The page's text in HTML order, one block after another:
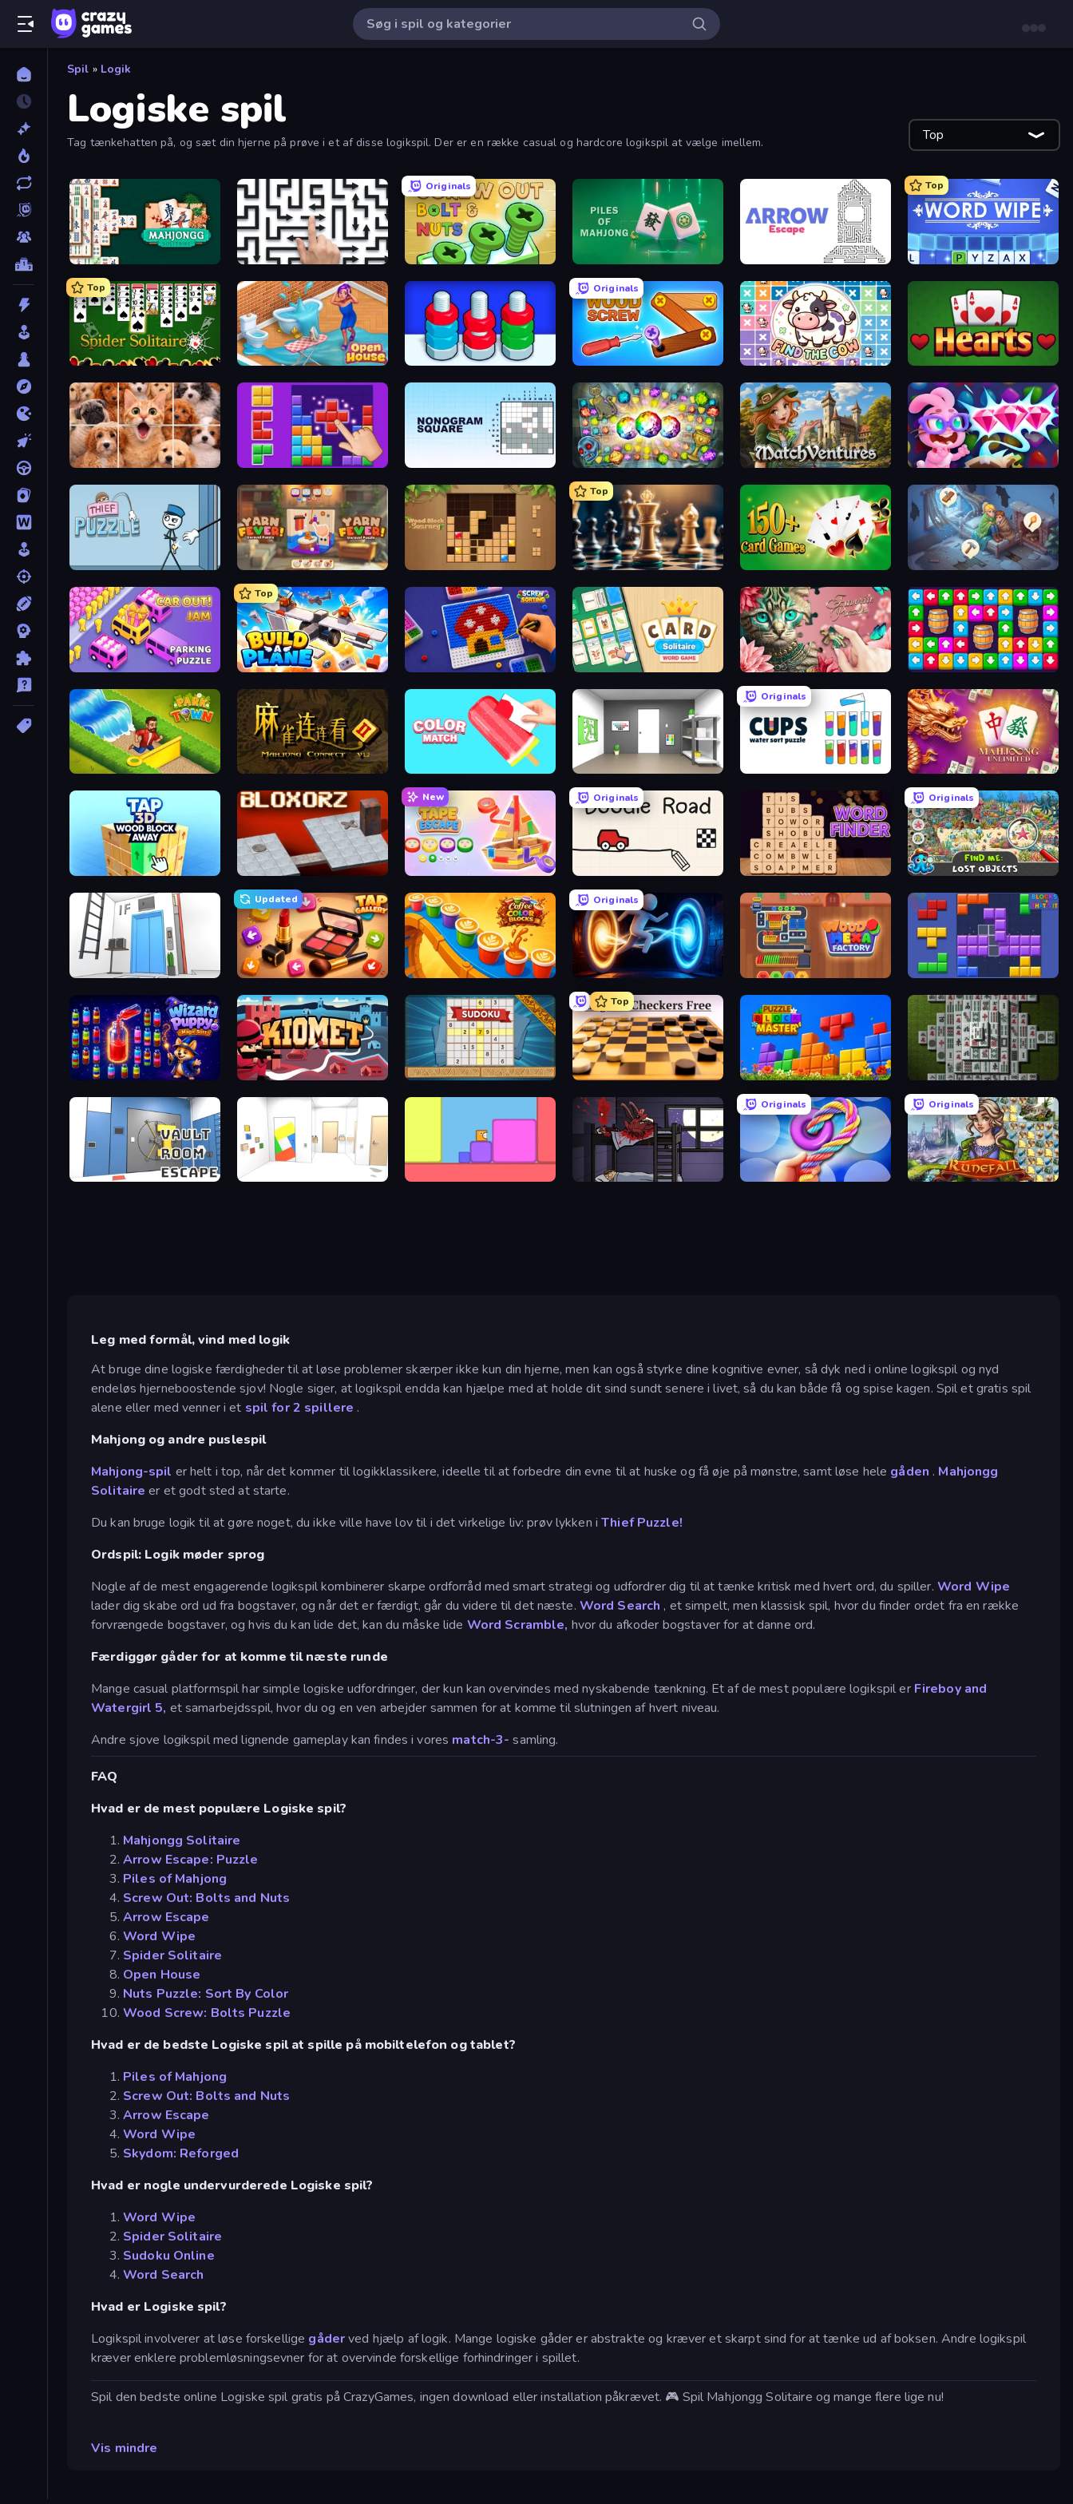
Spil » Logik
Logiske spil
Tag tænkehatten på, og sæt din hjerne på prøve i et af disse logikspil. Der er en række casual og hardcore logikspil at vælge imellem. Top
Mahjongg Solitaire Arrow Escape: Puzzle
Originals
Screw Out: Bolts and Nuts Piles of Mahjong
Top
Word Wipe
Top
Spider Solitaire Open House Nuts Puzzle: Sort By Color
Originals
Wood Screw: Bolts Puzzle Find The Cow
Jigpic Solitaire BlockBuster Puzzle Forgotten Treasure 2 MatchVentures Skydom: Reforged
Thief Puzzle Yarn Fever! Unravel Puzzle Wood Block Journey
Top
Chess Free Merge Haven
Car OUT! Jam Parking Puzzle
Top
Build A Plane Screw Sorting Card Solitaire: Word Game Favorite Puzzles Tap Away Story
Park Town Mahjong Connect 2 (Legacy) Paint Room Escape
Originals
Mahjong Unlimited
Tap 3D Wood Block Away Bloxorz
New Originals
Word Finder
Originals
Find Me: Lost Objects
Elevator Room Escape
Updated
Tap Gallery Coffee Color Blocks
Originals
Portal Escape Wood Hexa Factory! Blocks and that’s it
Wizard Puppy: Magic Sort Kiomet Sudoku Online
Top
English Checkers Free Puzzle Block Master Mahjong 3D Classic
Vault Room Escape Mirror Room Escape The Visitor
Originals
Twisted Tangle
Originals
Runefall
Leg med formål, vind med logik
At bruge dine logiske færdigheder til at løse problemer skærper ikke kun din hjerne, men kan også styrke dine kognitive evner, så dyk ned i online logikspil og nyd
endeløs hjerneboostende sjov! Nogle siger, at logikspil endda kan hjælpe med at holde dit sind sundt senere i livet, så du kan både få og spise kagen. Spil et gratis spil
alene eller med venner i et spil for 2 spillere .
Mahjong og andre puslespil
Mahjong-spil er helt i top, når det kommer til logikklassikere, ideelle til at forbedre din evne til at huske og få øje på mønstre, samt løse hele gåden . Mahjongg
Solitaire er et godt sted at starte.
Du kan bruge logik til at gøre noget, du ikke ville have lov til i det virkelige liv: prøv lykken iThief Puzzle!
Ordspil: Logik møder sprog
Nogle af de mest engagerende logikspil kombinerer skarpe ordforråd med smart strategi og udfordrer dig til at tænke kritisk med hvert ord, du spiller. Word Wipe
lader dig skabe ord ud fra bogstaver, og når det er færdigt, går du videre til det næste. Word Search , et simpelt, men klassisk spil, hvor du finder ordet fra en række
forvrængede bogstaver, og hvis du kan lide det, kan du måske lide Word Scramble, hvor du afkoder bogstaver for at danne ord.
Færdiggør gåder for at komme til næste runde
Mange casual platformspil har simple logiske udfordringer, der kun kan overvindes med nyskabende tænkning. Et af de mest populære logikspil er Fireboy and
Watergirl 5, et samarbejdsspil, hvor du og en ven arbejder sammen for at komme til slutningen af hvert niveau.
Andre sjove logikspil med lignende gameplay kan findes i vores match-3- samling.
FAQ
Hvad er de mest populære Logiske spil?
Mahjongg Solitaire
Arrow Escape: Puzzle
Piles of Mahjong
Screw Out: Bolts and Nuts
Arrow Escape
Word Wipe
Spider Solitaire
Open House
Nuts Puzzle: Sort By Color
Wood Screw: Bolts Puzzle
Hvad er de bedste Logiske spil at spille på mobiltelefon og tablet?
Piles of Mahjong
Screw Out: Bolts and Nuts
Arrow Escape
Word Wipe
Skydom: Reforged
Hvad er nogle undervurderede Logiske spil?
Word Wipe
Spider Solitaire
Sudoku Online
Word Search
Hvad er Logiske spil?
Logikspil involverer at løse forskellige gåderved hjælp af logik. Mange logiske gåder er abstrakte og kræver et skarpt sind for at tænke ud af boksen. Andre logikspil
kræver enklere problemløsningsevner for at overvinde forskellige forhindringer i spillet.
Spil den bedste online Logiske spil gratis på CrazyGames, ingen download eller installation påkrævet. 🎮 Spil Mahjongg Solitaire og mange flere lige nu!
Vis mindre